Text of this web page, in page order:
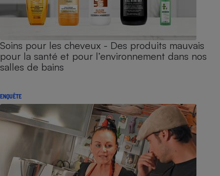
Soins pour les cheveux - Des produits mauvais
pour la santé et pour l’environnement dans nos
salles de bains
ENQUÊTE